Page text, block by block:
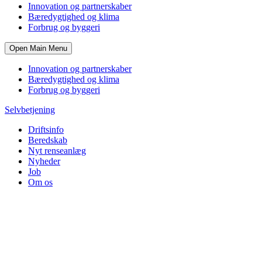
Innovation og partnerskaber
Bæredygtighed og klima
Forbrug og byggeri
Open Main Menu
Innovation og partnerskaber
Bæredygtighed og klima
Forbrug og byggeri
Selvbetjening
Driftsinfo
Beredskab
Nyt renseanlæg
Nyheder
Job
Om os